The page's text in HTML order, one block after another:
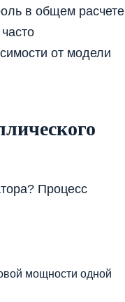
в общем расчете
от модели
Процесс
мощности одной